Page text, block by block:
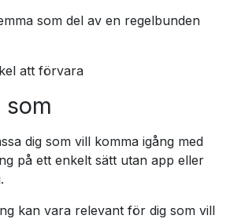
som del av en regelbunden
att förvara
som
dig som vill komma igång med
på ett enkelt sätt utan app eller
kan vara relevant för dig som vill